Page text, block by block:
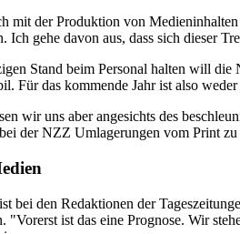
mit der Produktion von
Ich gehe davon aus, dass sich dieser
Stand beim Personal halten will
Für das kommende Jahr ist also
wir uns aber angesichts des
der NZZ Umlagerungen vom Print
bei den Redaktionen der
"Vorerst ist das eine Prognose. Wir